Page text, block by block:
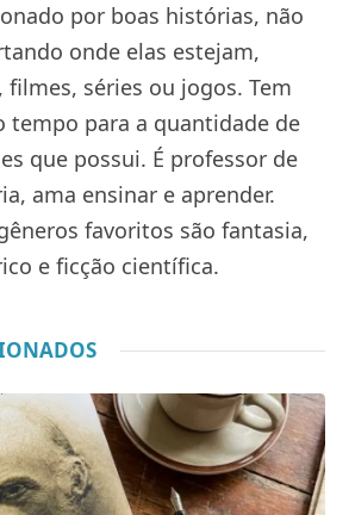
por boas histórias, não
onde elas estejam,
filmes, séries ou jogos. Tem
tempo para a quantidade de
que possui. É professor de
ama ensinar e aprender.
favoritos são fantasia,
e ficção científica.